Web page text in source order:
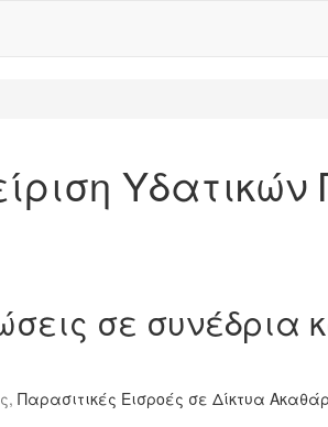
σε συνέδρια
Παρασιτικές Εισροές σε Δίκτυα